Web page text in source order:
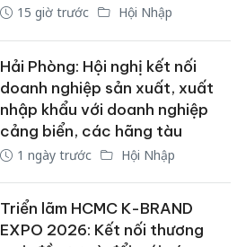
15 giờ trước Hội Nhập
Hải Phòng: Hội nghị kết nối
doanh nghiệp sản xuất, xuất
nhập khẩu với doanh nghiệp
cảng biển, các hãng tàu
1 ngày trước Hội Nhập
Triển lãm HCMC K-BRAND
EXPO 2026: Kết nối thương